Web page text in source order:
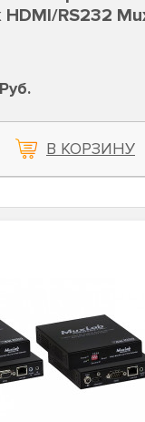
RS232
Руб.
В КОРЗИНУ